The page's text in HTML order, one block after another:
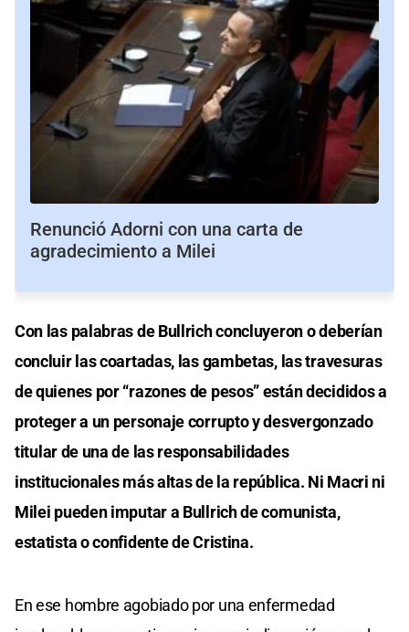
Renunció Adorni con una carta de
agradecimiento a Milei
Con las palabras de Bullrich concluyeron o deberían
concluir las coartadas, las gambetas, las travesuras
de quienes por “razones de pesos” están decididos a
proteger a un personaje corrupto y desvergonzado
titular de una de las responsabilidades
institucionales más altas de la república. Ni Macri ni
Milei pueden imputar a Bullrich de comunista,
estatista o confidente de Cristina.
En ese hombre agobiado por una enfermedad